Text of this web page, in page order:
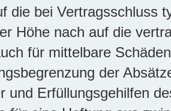
die bei Vertragsschluss
Höhe nach auf die
für mittelbare
der
und Erfüllungsgehilfen